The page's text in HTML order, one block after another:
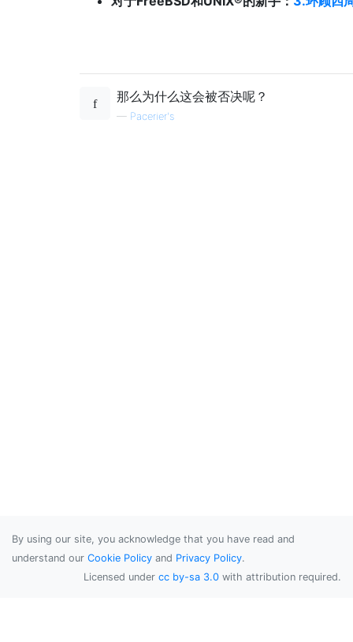
那么为什么这会被否决呢？
— Pacerier's
By using our site, you acknowledge that you have read and
understand our Cookie Policy and Privacy Policy.
Licensed under cc by-sa 3.0 with attribution required.